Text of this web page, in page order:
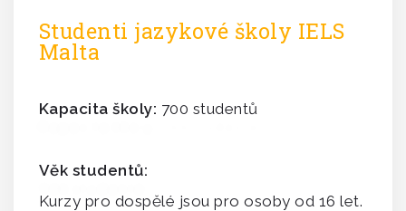
Studenti jazykové školy IELS
Malta
Kapacita školy: 700 studentů
Věk studentů:
Kurzy pro dospělé jsou pro osoby od 16 let.